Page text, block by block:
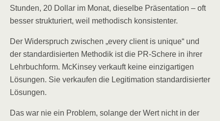
Stunden, 20 Dollar im Monat, dieselbe Präsentation – oft
besser strukturiert, weil methodisch konsistenter.
Der Widerspruch zwischen „every client is unique“ und
der standardisierten Methodik ist die PR-Schere in ihrer
Lehrbuchform. McKinsey verkauft keine einzigartigen
Lösungen. Sie verkaufen die Legitimation standardisierter
Lösungen.
Das war nie ein Problem, solange der Wert nicht in der